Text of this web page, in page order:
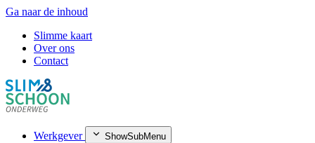
Ga naar de inhoud
Slimme kaart
Over ons
Contact
Werkgever ShowSubMenu